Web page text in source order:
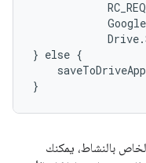
} else {
بالنشاط، يمكنك